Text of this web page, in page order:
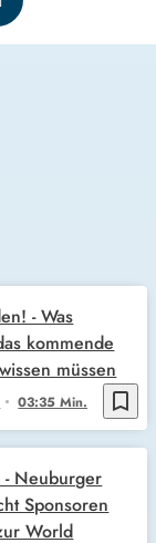
bookmark_border
03:35 Min.
- Was
kommende
müssen
Neuburger
Sponsoren
World